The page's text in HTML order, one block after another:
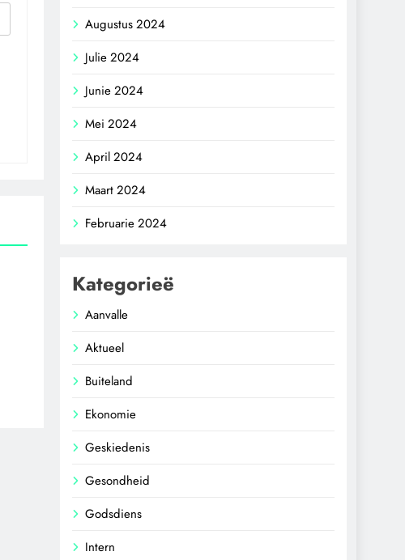
Augustus 2024
Julie 2024
Junie 2024
Mei 2024
April 2024
Maart 2024
Februarie 2024
Kategorieë
Aanvalle
Aktueel
Buiteland
Ekonomie
Geskiedenis
Gesondheid
Godsdiens
Intern